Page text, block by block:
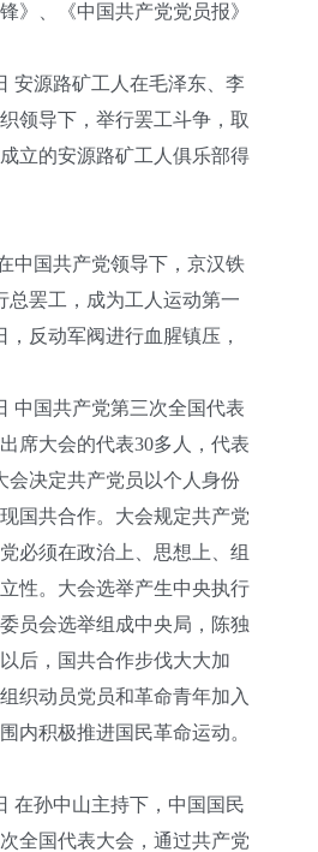
》、《中国共产党党员报》
源路矿工人在毛泽东、李
领导下，举行罢工斗争，取
立的安源路矿工人俱乐部得
国共产党领导下，京汉铁
总罢工，成为工人运动第一
，反动军阀进行血腥镇压，
国共产党第三次全国代表
席大会的代表30多人，代表
会决定共产党员以个人身份
国共合作。大会规定共产党
必须在政治上、思想上、组
性。大会选举产生中央执行
员会选举组成中央局，陈独
后，国共合作步伐大大加
织动员党员和革命青年加入
内积极推进国民革命运动。
孙中山主持下，中国国民
全国代表大会，通过共产党